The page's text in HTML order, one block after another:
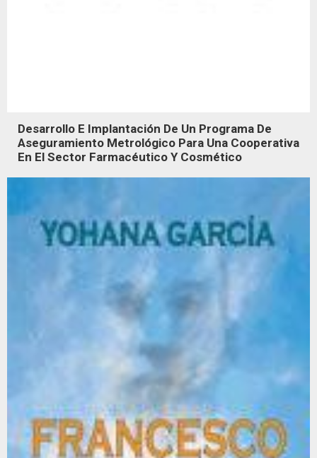
Desarrollo E Implantación De Un Programa De
Aseguramiento Metrológico Para Una Cooperativa
En El Sector Farmacéutico Y Cosmético